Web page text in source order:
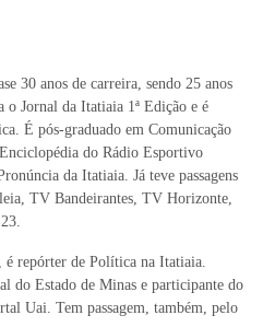
30 anos de carreira, sendo 25 anos
o Jornal da Itatiaia 1ª Edição e é
É pós-graduado em Comunicação
do Rádio Esportivo
da Itatiaia. Já teve passagens
TV Bandeirantes, TV Horizonte,
é repórter de Política na Itatiaia.
do Estado de Minas e participante do
Uai. Tem passagem, também, pelo